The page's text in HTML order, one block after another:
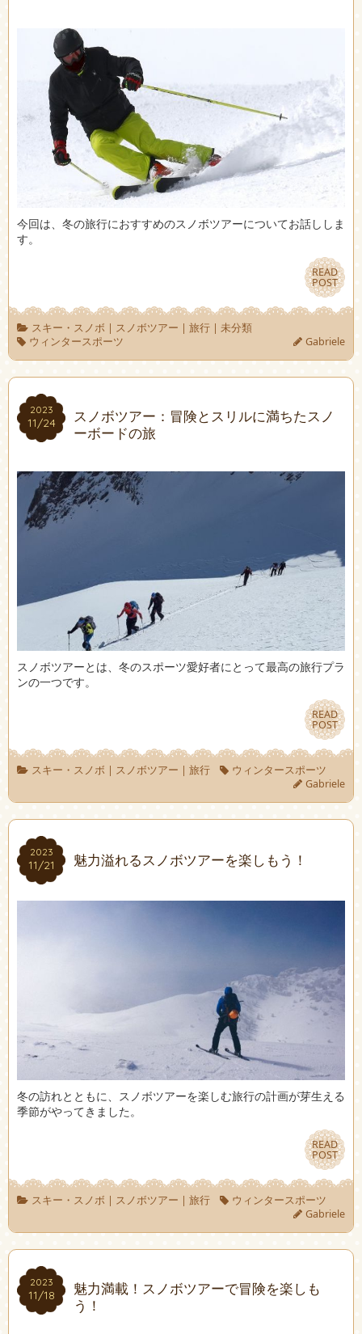
今回は、冬の旅行におすすめのスノボツアーについてお話ししま
す。
READ
POST
READ
POST
スキー・スノボ | スノボツアー | 旅行| 未分類
ウィンタースポーツ
Gabriele
2023
11/24
2023
11/24
スノボツアー：冒険とスリルに満ちたスノ
ーボードの旅
スノボツアーとは、冬のスポーツ愛好者にとって最高の旅行プラ
ンの一つです。
READ
POST
READ
POST
スキー・スノボ | スノボツアー | 旅行
ウィンタースポーツ
Gabriele
2023
11/21
2023
11/21 魅力溢れるスノボツアーを楽しもう！
冬の訪れとともに、スノボツアーを楽しむ旅行の計画が芽生える
季節がやってきました。
READ
POST
READ
POST
スキー・スノボ | スノボツアー | 旅行
ウィンタースポーツ
Gabriele
2023
11/18
2023
11/18
魅力満載！スノボツアーで冒険を楽しも
う！